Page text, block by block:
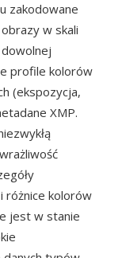
zakodowane
w skali
profile kolorów
(ekspozycja,
XMP.
różnice kolorów
jest w stanie